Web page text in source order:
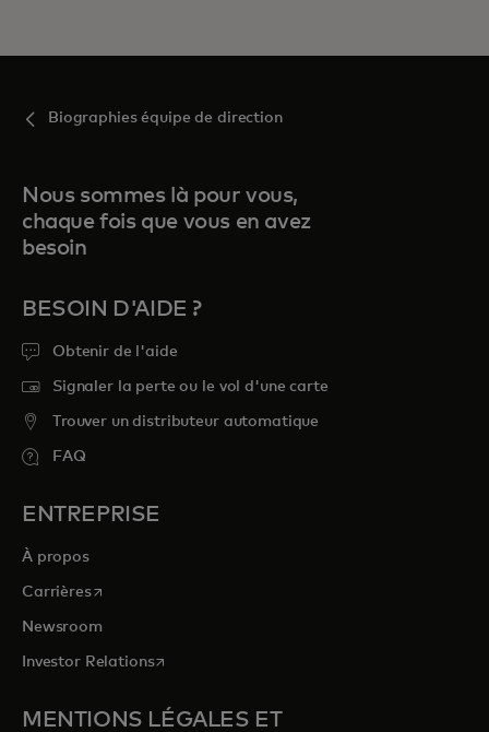
Biographies équipe de direction
Nous sommes là pour vous,
chaque fois que vous en avez
besoin
BESOIN D'AIDE ?
Obtenir de l'aide
Signaler la perte ou le vol d'une carte
Trouver un distributeur automatique
FAQ
ENTREPRISE
À propos
Carrièress’ouvre dans un nouvel onglet
Newsroom
Investor Relationss’ouvre dans un nouvel onglet
MENTIONS LÉGALES ET